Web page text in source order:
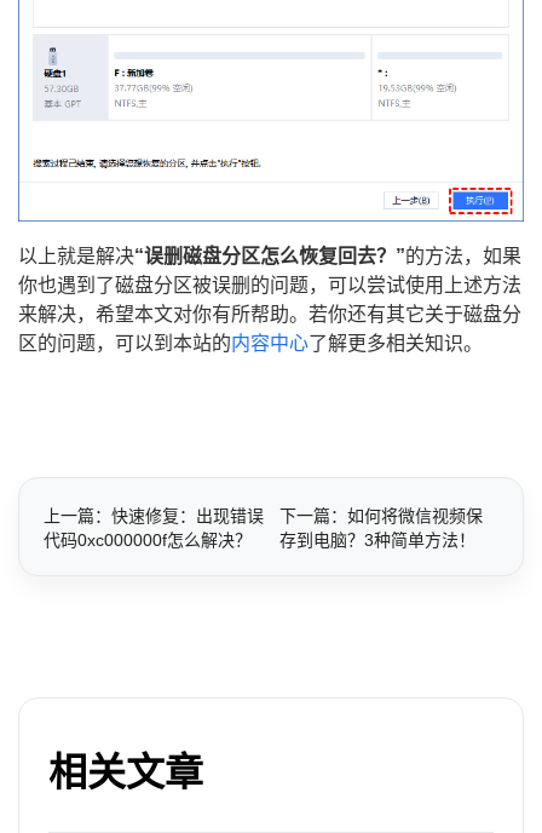
以上就是解决“误删磁盘分区怎么恢复回去？”的方法，如果
你也遇到了磁盘分区被误删的问题，可以尝试使用上述方法
来解决，希望本文对你有所帮助。若你还有其它关于磁盘分
区的问题，可以到本站的内容中心了解更多相关知识。
上一篇：快速修复：出现错误
代码0xc000000f怎么解决？
下一篇：如何将微信视频保
存到电脑？3种简单方法！
相关文章